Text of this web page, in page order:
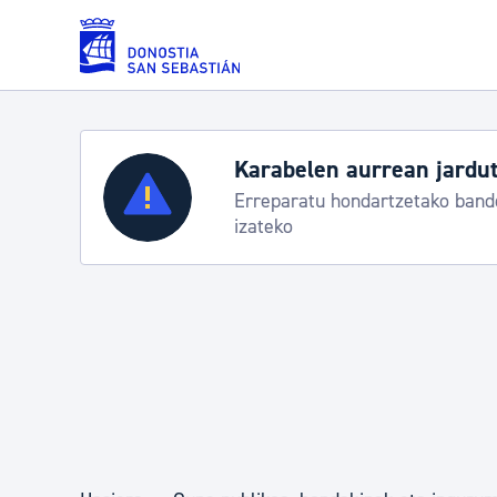
Eduki nagusira joan
Zerbitzuak
Errolda eta gai pertsonalak
Karabelen aurrean
Erreparatu hondartzetako
izateko